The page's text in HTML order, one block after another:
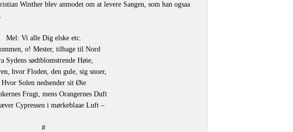
Winther blev anmodet om at levere Sangen, som han ogsaa
Mel: Vi alle Dig elske etc.
o! Mester, tilbage til Nord
Sydens sødtblomstrende Høie,
hvor Floden, den gule, sig snoer,
Hvor Solen nedsender sit Øie
Frugt, mens Orangernes Duft
Cypressen i mørkeblaae Luft –
#